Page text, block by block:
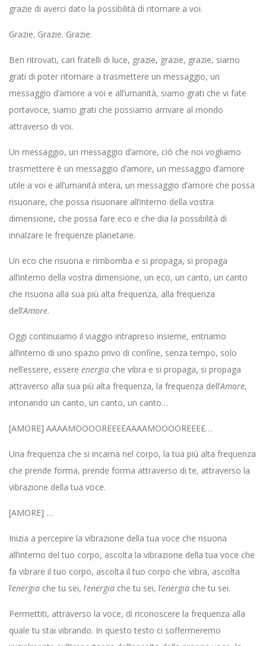
grazie di averci dato la possibilità di ritornare a voi.
Grazie. Grazie. Grazie.
Ben ritrovati, cari fratelli di luce, grazie, grazie, grazie, siamo
grati di poter ritornare a trasmettere un messaggio, un
messaggio d’amore a voi e all’umanità, siamo grati che vi fate
portavoce, siamo grati che possiamo arrivare al mondo
attraverso di voi.
Un messaggio, un messaggio d’amore, ciò che noi vogliamo
trasmettere è un messaggio d’amore, un messaggio d’amore
utile a voi e all’umanità intera, un messaggio d’amore che possa
risuonare, che possa risuonare all’interno della vostra
dimensione, che possa fare eco e che dia la possibilità di
innalzare le frequenze planetarie.
Un eco che risuona e rimbomba e si propaga, si propaga
all’interno della vostra dimensione, un eco, un canto, un canto
che risuona alla sua più alta frequenza, alla frequenza
dell’Amore.
Oggi continuiamo il viaggio intrapreso insieme, entriamo
all’interno di uno spazio privo di confine, senza tempo, solo
nell’essere, essere energia che vibra e si propaga, si propaga
attraverso alla sua più alta frequenza, la frequenza dell’Amore,
intonando un canto, un canto, un canto…
[AMORE] AAAAMOOOOREEEEAAAAMOOOOREEEE…
Una frequenza che si incarna nel corpo, la tua più alta frequenza
che prende forma, prende forma attraverso di te, attraverso la
vibrazione della tua voce.
[AMORE] …
Inizia a percepire la vibrazione della tua voce che risuona
all’interno del tuo corpo, ascolta la vibrazione della tua voce che
fa vibrare il tuo corpo, ascolta il tuo corpo che vibra, ascolta
l’energia che tu sei, l’energia che tu sei, l’energia che tu sei.
Permettiti, attraverso la voce, di riconoscere la frequenza alla
quale tu stai vibrando. In questo testo ci soffermeremo